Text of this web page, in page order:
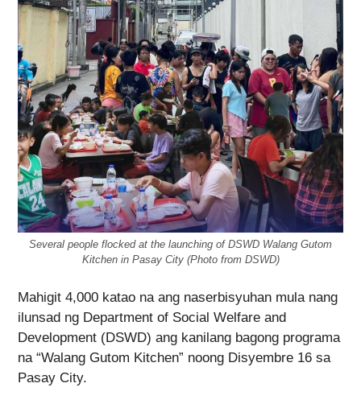
Several people flocked at the launching of DSWD Walang Gutom
Kitchen in Pasay City (Photo from DSWD)
Mahigit 4,000 katao na ang naserbisyuhan mula nang
ilunsad ng Department of Social Welfare and
Development (DSWD) ang kanilang bagong programa
na “Walang Gutom Kitchen” noong Disyembre 16 sa
Pasay City.